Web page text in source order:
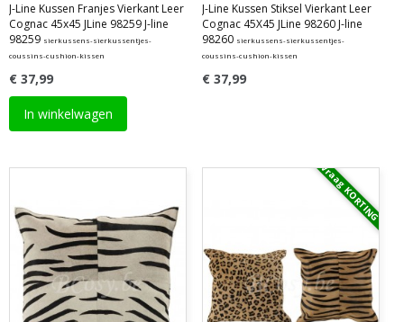
J-Line Kussen Franjes Vierkant Leer
Cognac 45x45 JLine 98259 J-line
98259 sierkussens-sierkussentjes-
coussins-cushion-kissen
€ 37,99
In winkelwagen
J-Line Kussen Stiksel Vierkant Leer
Cognac 45X45 JLine 98260 J-line
98260 sierkussens-sierkussentjes-
coussins-cushion-kissen
€ 37,99
Vraag KORTING